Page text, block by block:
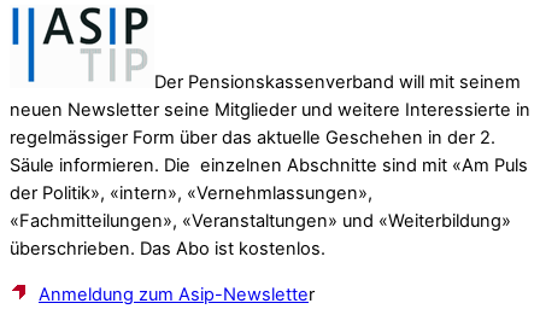
Der Pensionskassenverband will mit seinem
neuen Newsletter seine Mitglieder und weitere Interessierte in
regelmässiger Form über das aktuelle Geschehen in der 2.
Säule informieren. Die einzelnen Abschnitte sind mit «Am Puls
der Politik», «intern», «Vernehmlassungen»,
«Fachmitteilungen», «Veranstaltungen» und «Weiterbildung»
überschrieben. Das Abo ist kostenlos.
Anmeldung zum Asip-Newsletter